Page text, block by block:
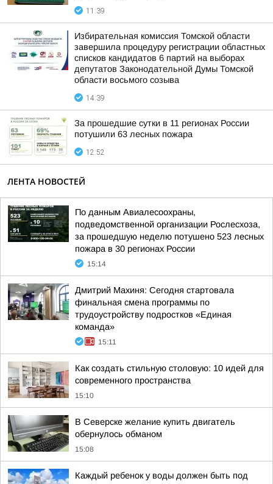
11:39
Избирательная комиссия Томской области
завершила процедуру регистрации областных
списков кандидатов 6 партий на выборах
депутатов Законодательной Думы Томской
области восьмого созыва
14:39
За прошедшие сутки в 11 регионах России
потушили 63 лесных пожара
12:52
ЛЕНТА НОВОСТЕЙ
По данным Авиалесоохраны,
подведомственной организации Рослесхоза,
за прошедшую неделю потушено 523 лесных
пожара в 30 регионах России
15:14
Дмитрий Махиня: Сегодня стартовала
финальная смена программы по
трудоустройству подростков «Единая
команда»
15:11
Как создать стильную столовую: 10 идей для
современного пространства
15:10
В Северске желание купить двигатель
обернулось обманом
15:08
Каждый ребенок у воды должен быть под